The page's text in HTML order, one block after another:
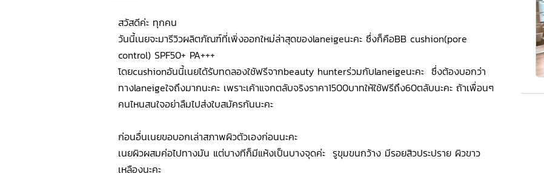
สวัสดีค่ะ ทุกคน
วันนี้เนยจะมารีวิวผลิตภัณฑ์ที่เพิ่งออกใหม่ล่าสุดของlaneigeนะคะ ซึ่งก็คือBB cushion(pore
control) SPF50+ PA+++
โดยcushionอันนี้เนยได้รับทดลองใชัฟรีจากbeauty hunterร่วมกับlaneigeนะคะ ซึ่งต้องบอกว่า
ทางlaneigeใจถึงมากนะคะ เพราะเค้าแจกตลับจริงราคา1500บาทให้ใช้ฟรีถึง60ตลับนะคะ ถ้าเพื่อนๆ
คนไหนสนใจอย่าลืมไปส่งใบสมัครกันนะคะ​
ก่อนอื่นเนยขอบอกเล่าสภาพผิวตัวเองก่อนนะคะ
เนยผิวผสมค่อไปทางมัน แต่บางทีก็มีแห้งเป็นบางจุดค่ะ รูขุมขนกว้าง มีรอยสิวประปราย ผิวขาว
เหลืองนะคะ